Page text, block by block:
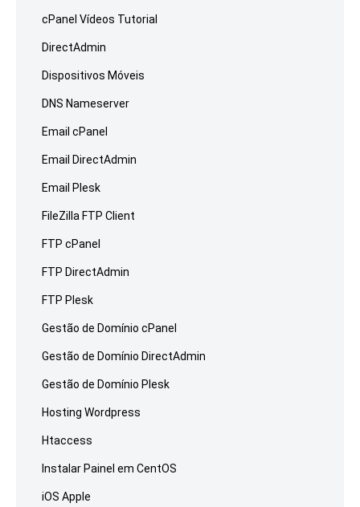
cPanel Vídeos Tutorial
DirectAdmin
Dispositivos Móveis
DNS Nameserver
Email cPanel
Email DirectAdmin
Email Plesk
FileZilla FTP Client
FTP cPanel
FTP DirectAdmin
FTP Plesk
Gestão de Domínio cPanel
Gestão de Domínio DirectAdmin
Gestão de Domínio Plesk
Hosting Wordpress
Htaccess
Instalar Painel em CentOS
iOS Apple